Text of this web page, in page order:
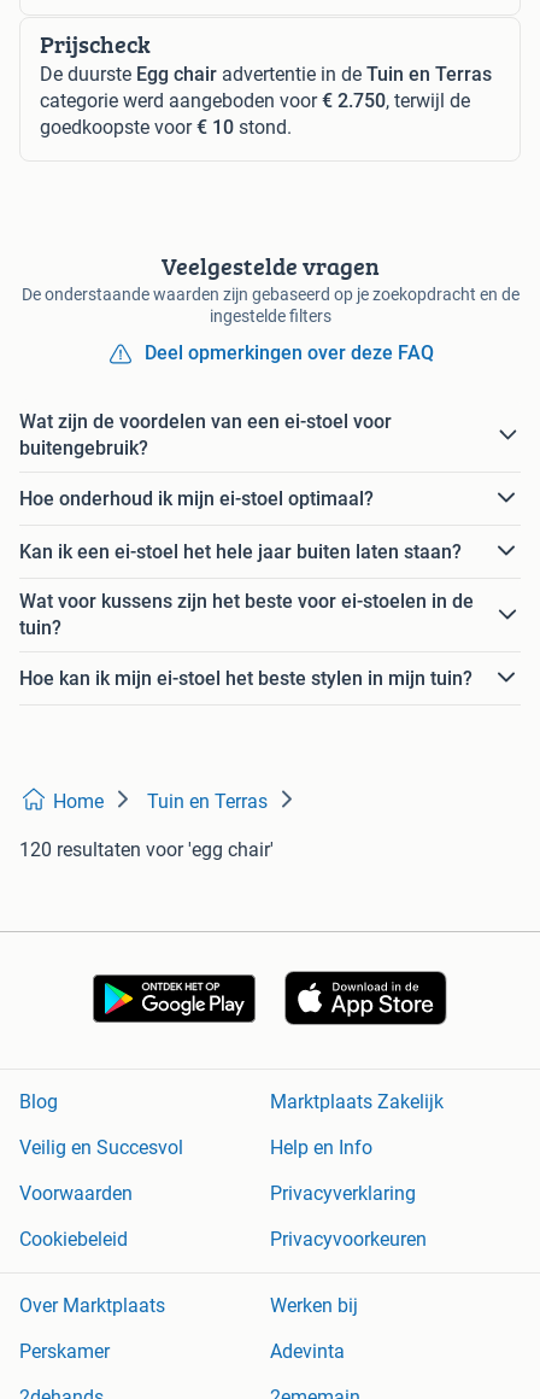
Prijscheck
De duurste Egg chair advertentie in de Tuin en Terras
categorie werd aangeboden voor€ 2.750, terwijl de
goedkoopste voor€ 10 stond.
Veelgestelde vragen
De onderstaande waarden zijn gebaseerd op je zoekopdracht en de
ingestelde filters
Deel opmerkingen over deze FAQ
Wat zijn de voordelen van een ei-stoel voor
buitengebruik?
Hoe onderhoud ik mijn ei-stoel optimaal?
Kan ik een ei-stoel het hele jaar buiten laten staan?
Wat voor kussens zijn het beste voor ei-stoelen in de
tuin?
Hoe kan ik mijn ei-stoel het beste stylen in mijn tuin?
Home Tuin en Terras
120 resultaten voor 'egg chair'
Blog
Marktplaats Zakelijk
Veilig en Succesvol
Help en Info
Voorwaarden
Privacyverklaring
Cookiebeleid
Privacyvoorkeuren
Over Marktplaats
Werken bij
Perskamer
Adevinta